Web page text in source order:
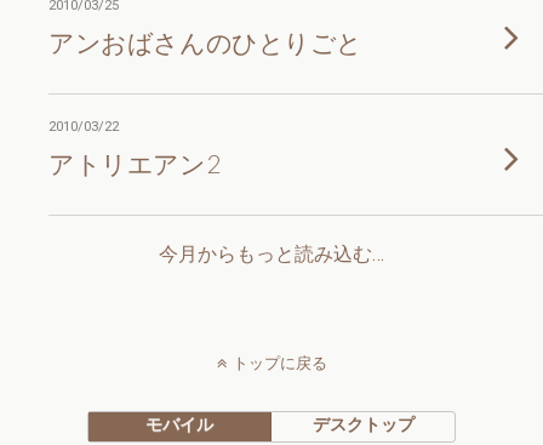
2010/03/25
アンおばさんのひとりごと
2010/03/22
アトリエアン2
今月からもっと読み込む…
トップに戻る
モバイル デスクトップ